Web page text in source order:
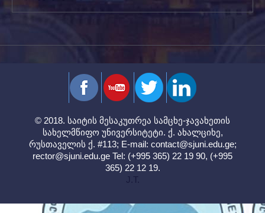
© 2018. საიტის მესაკუთრეა სამცხე-ჯავახეთის
სახელმწიფო უნივერსიტეტი. ქ. ახალციხე,
რუსთაველის ქ. #113; E-mail: contact@sjuni.edu.ge;
rector@sjuni.edu.ge Tel: (+995 365) 22 19 90, (+995
365) 22 12 19.
J.T.